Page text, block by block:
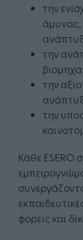
την
άμυνας,
την
την
την
Κάθε ESERO
φορείς και